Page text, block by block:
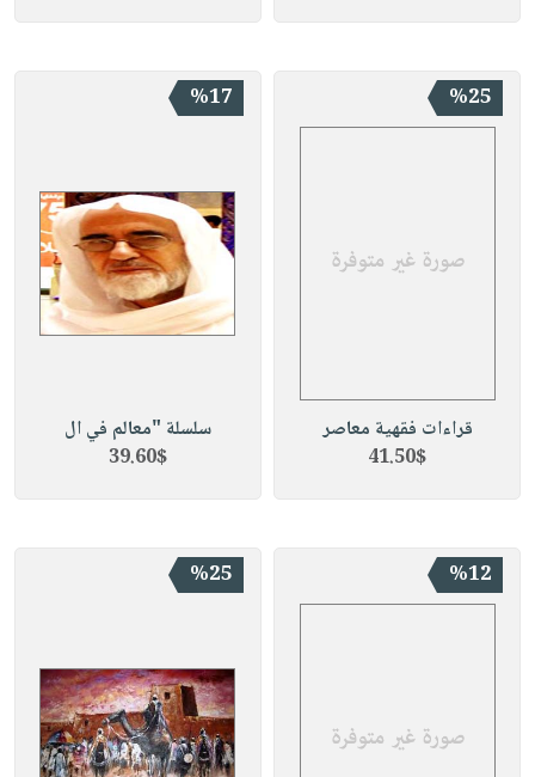
%25
قراءات فقهية معاصر
41.50$
%17
سلسلة "معالم في ال
39.60$
%12
%25